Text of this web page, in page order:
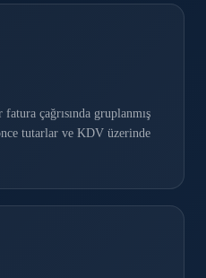
çağrısında gruplanmış
tutarlar ve KDV üzerinde